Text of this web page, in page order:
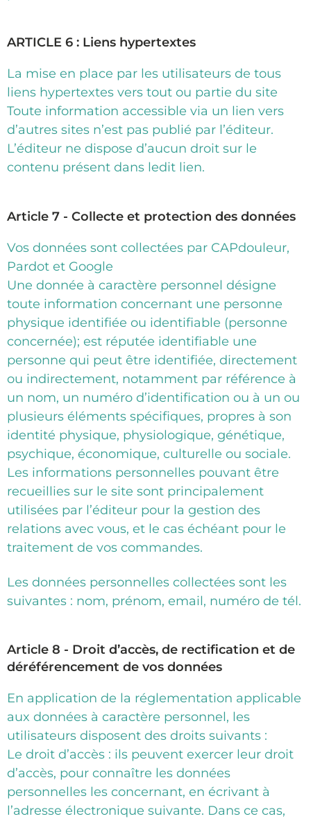
ARTICLE 6 : Liens hypertextes
La mise en place par les utilisateurs de tous
liens hypertextes vers tout ou partie du site
Toute information accessible via un lien vers
d’autres sites n’est pas publié par l’éditeur.
L’éditeur ne dispose d’aucun droit sur le
contenu présent dans ledit lien.
Article 7 - Collecte et protection des données
Vos données sont collectées par CAPdouleur,
Pardot et Google
Une donnée à caractère personnel désigne
toute information concernant une personne
physique identifiée ou identifiable (personne
concernée); est réputée identifiable une
personne qui peut être identifiée, directement
ou indirectement, notamment par référence à
un nom, un numéro d’identification ou à un ou
plusieurs éléments spécifiques, propres à son
identité physique, physiologique, génétique,
psychique, économique, culturelle ou sociale.
Les informations personnelles pouvant être
recueillies sur le site sont principalement
utilisées par l’éditeur pour la gestion des
relations avec vous, et le cas échéant pour le
traitement de vos commandes.
Les données personnelles collectées sont les
suivantes : nom, prénom, email, numéro de tél.
Article 8 - Droit d’accès, de rectification et de
déréférencement de vos données
En application de la réglementation applicable
aux données à caractère personnel, les
utilisateurs disposent des droits suivants :
Le droit d’accès : ils peuvent exercer leur droit
d’accès, pour connaître les données
personnelles les concernant, en écrivant à
l’adresse électronique suivante. Dans ce cas,